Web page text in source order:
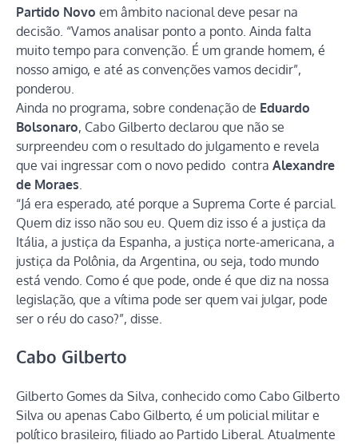
Partido Novo em âmbito nacional deve pesar na
decisão. “Vamos analisar ponto a ponto. Ainda falta
muito tempo para convenção. É um grande homem, é
nosso amigo, e até as convenções vamos decidir”,
ponderou.
Ainda no programa, sobre condenação de Eduardo
Bolsonaro, Cabo Gilberto declarou que não se
surpreendeu com o resultado do julgamento e revela
que vai ingressar com o novo pedido contra Alexandre
de Moraes.
“Já era esperado, até porque a Suprema Corte é parcial.
Quem diz isso não sou eu. Quem diz isso é a justiça da
Itália, a justiça da Espanha, a justiça norte-americana, a
justiça da Polônia, da Argentina, ou seja, todo mundo
está vendo. Como é que pode, onde é que diz na nossa
legislação, que a vítima pode ser quem vai julgar, pode
ser o réu do caso?”, disse.
Cabo Gilberto
Gilberto Gomes da Silva, conhecido como Cabo Gilberto
Silva ou apenas Cabo Gilberto, é um policial militar e
político brasileiro, filiado ao Partido Liberal. Atualmente